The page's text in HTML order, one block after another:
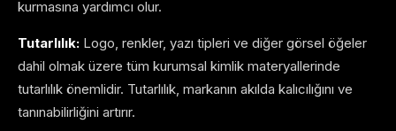
kurmasına yardımcı olur.
Tutarlılık: Logo, renkler, yazı tipleri ve diğer görsel öğeler
dahil olmak üzere tüm kurumsal kimlik materyallerinde
tutarlılık önemlidir. Tutarlılık, markanın akılda kalıcılığını ve
tanınabilirliğini artırır.